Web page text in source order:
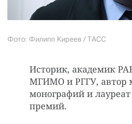
Фото: Филипп Киреев / ТАСС
Историк, академик
МГИМО и РГГУ, автор
монографий и
премий.